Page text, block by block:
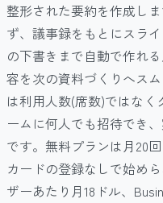
整形された要約を作成し
ず、議事録をもとにスラ
の下書きまで自動で作れ
容を次の資料づくりへス
は利用人数(席数)ではな
ームに何人でも招待でき
です。無料プランは月20
カードの登録なしで始め
ザーあたり月18ドル、